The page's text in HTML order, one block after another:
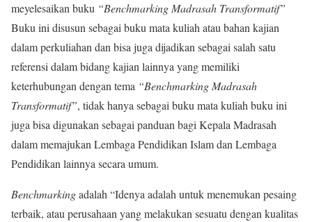
meyelesaikan buku “Benchmarking Madrasah Transformatif”
Buku ini disusun sebagai buku mata kuliah atau bahan kajian
dalam perkuliahan dan bisa juga dijadikan sebagai salah satu
referensi dalam bidang kajian lainnya yang memiliki
keterhubungan dengan tema “Benchmarking Madrasah
Transformatif”, tidak hanya sebagai buku mata kuliah buku ini
juga bisa digunakan sebagai panduan bagi Kepala Madrasah
dalam memajukan Lembaga Pendidikan Islam dan Lembaga
Pendidikan lainnya secara umum.
Benchmarkingadalah “Idenya adalah untuk menemukan pesaing
terbaik, atau perusahaan yang melakukan sesuatu dengan kualitas